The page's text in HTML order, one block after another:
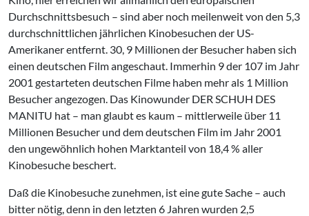
Durchschnittsbesuch – sind aber noch meilenweit von den 5,3
durchschnittlichen jährlichen Kinobesuchen der US-
Amerikaner entfernt. 30, 9 Millionen der Besucher haben sich
einen deutschen Film angeschaut. Immerhin 9 der 107 im Jahr
2001 gestarteten deutschen Filme haben mehr als 1 Million
Besucher angezogen. Das Kinowunder DER SCHUH DES
MANITU hat – man glaubt es kaum – mittlerweile über 11
Millionen Besucher und dem deutschen Film im Jahr 2001
den ungewöhnlich hohen Marktanteil von 18,4 % aller
Kinobesuche beschert.
Daß die Kinobesuche zunehmen, ist eine gute Sache – auch
bitter nötig, denn in den letzten 6 Jahren wurden 2,5